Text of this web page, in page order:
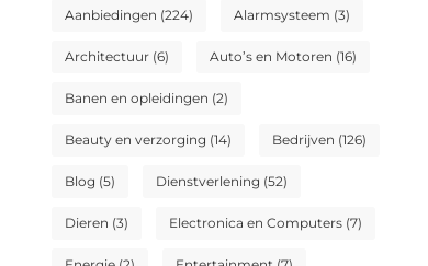
Aanbiedingen (224) Alarmsysteem (3)
Architectuur (6) Auto’s en Motoren (16)
Banen en opleidingen (2)
Beauty en verzorging (14) Bedrijven (126)
Blog (5) Dienstverlening (52)
Dieren (3) Electronica en Computers (7)